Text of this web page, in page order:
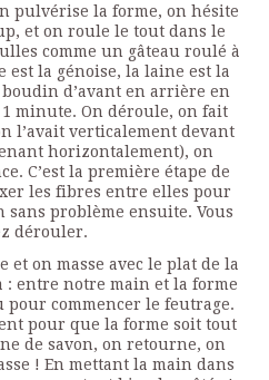
pulvérise la forme, on hésite
et on roule le tout dans le
comme un gâteau roulé à
la génoise, la laine est la
d’avant en arrière en
minute. On déroule, on fait
l’avait verticalement devant
horizontalement), on
C’est la première étape de
les fibres entre elles pour
problème ensuite. Vous
dérouler.
on masse avec le plat de la
entre notre main et la forme
commencer le feutrage.
pour que la forme soit tout
de savon, on retourne, on
! En mettant la main dans